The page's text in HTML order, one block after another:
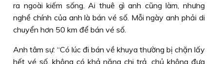
ra ngoài kiếm sống. Ai thuê gì anh cũng làm, nhưng
nghề chính của anh là bán vé số. Mỗi ngày anh phải di
chuyển hơn 50 km để bán vé số.
Anh tâm sự: “Có lúc đi bán về khuya thường bị chặn lấy
hết vé số, không có khả năng chi trả, chủ không đưa